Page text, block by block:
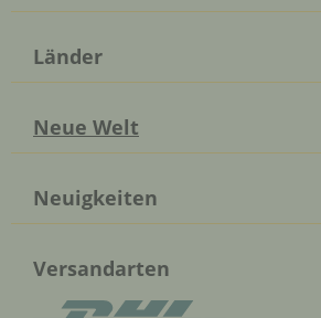
Länder
Neue Welt
Neuigkeiten
Versandarten